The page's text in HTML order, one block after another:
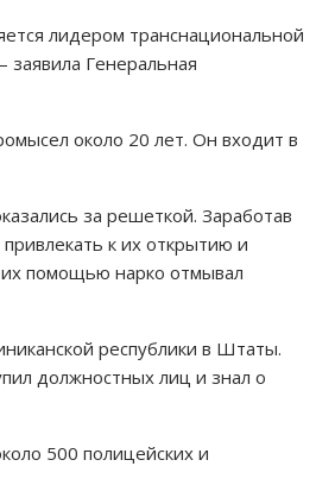
лидером транснациональной
Генеральная
около 20 лет. Он входит в
за решеткой. Заработав
к их открытию и
их помощью нарко отмывал
республики в Штаты.
должностных лиц и знал о
500 полицейских и